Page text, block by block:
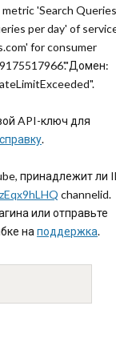
'Search
per day' of
for consumer
API-ключ для
справку.
принадлежит ли
channelid.
или отправьте
на поддержка.